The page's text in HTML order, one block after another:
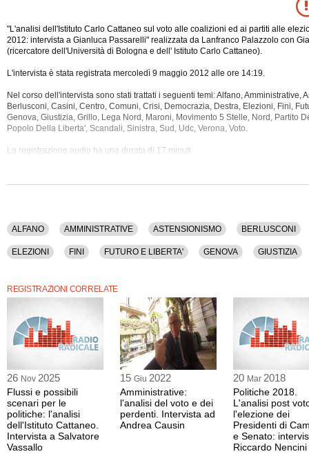
"L'analisi dell'Istituto Carlo Cattaneo sul voto alle coalizioni ed ai partiti alle
2012: intervista a Gianluca Passarelli" realizzata da Lanfranco Palazzolo con
(ricercatore dell'Università di Bologna e dell' Istituto Carlo Cattaneo).
L'intervista è stata registrata mercoledì 9 maggio 2012 alle ore 14:19.
Nel corso dell'intervista sono stati trattati i seguenti temi: Alfano, Amministrative,
Berlusconi, Casini, Centro, Comuni, Crisi, Democrazia, Destra, Elezioni, Fini,
Genova, Giustizia, Grillo, Lega Nord, Maroni, Movimento 5 Stelle, Nord, Partito
Popolo Della Liberta', Scandali, Sinistra, Sud, Udc, Verona, Voto.
La registrazione audio ha una durata di 17 minuti.
ALFANO AMMINISTRATIVE ASTENSIONISMO BERLUSCONI
ELEZIONI FINI FUTURO E LIBERTA' GENOVA GIUSTIZIA
REGISTRAZIONI CORRELATE
26 Nov 2025
Flussi e possibili
scenari per le
politiche: l'analisi
dell'Istituto Cattaneo.
Intervista a Salvatore
Vassallo
15 Giu 2022
Amministrative:
l'analisi del voto e dei
perdenti. Intervista ad
Andrea Causin
20 Mar 2018
Politiche 2018.
L'analisi post
l'elezione dei
Presidenti di
e Senato:
Riccardo Nencini